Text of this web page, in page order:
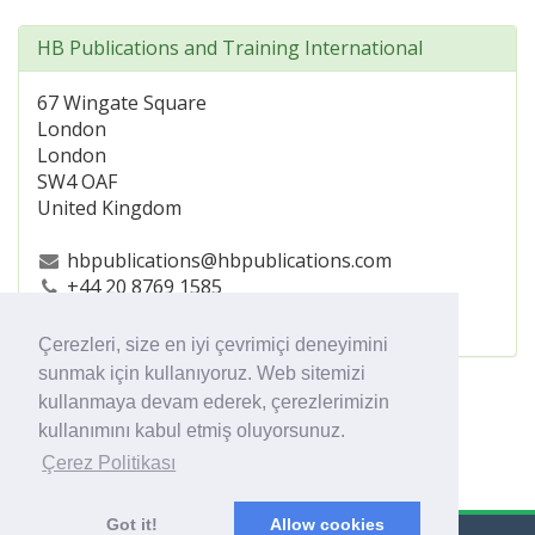
Çerezleri, size en iyi çevrimiçi deneyimini
sunmak için kullanıyoruz. Web sitemizi
kullanmaya devam ederek, çerezlerimizin
kullanımını kabul etmiş oluyorsunuz.
Çerez Politikası
Got it! Allow cookies
HB Publications and Training International
67 Wingate Square
London
London
SW4 OAF
United Kingdom
hbpublications@hbpublications.com
+44 20 8769 1585